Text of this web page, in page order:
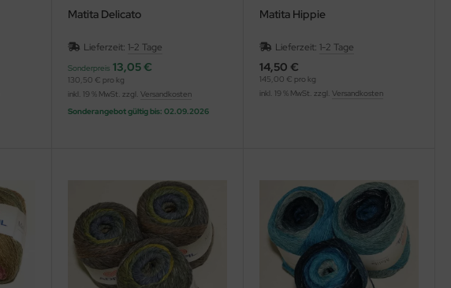
Matita Delicato
Lieferzeit: 1-2 Tage
Sonderpreis 13,05 €
130,50 € pro kg
inkl. 19 % MwSt. zzgl. Versandkosten
Sonderangebot gültig bis: 02.09.2026
Matita Hippie
Lieferzeit: 1-2 Tage
14,50 €
145,00 € pro kg
inkl. 19 % MwSt. zzgl. Versandkosten